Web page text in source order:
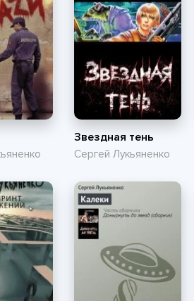
Звездная тень
Сергей Лукьяненко